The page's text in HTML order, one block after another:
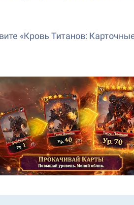
«Кровь Титанов: